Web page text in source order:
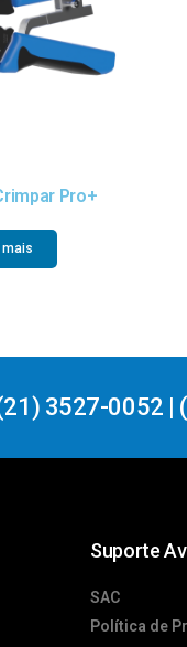
Pro+
mais
3527-0052
Suporte
SAC
Política de